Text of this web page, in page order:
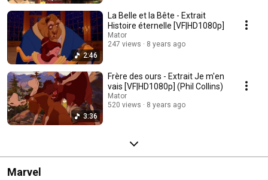
2:46
La Belle et la Bête - Extrait
Histoire éternelle [VF|HD1080p]
Mator
247 views
8 years ago
3:36
Frère des ours - Extrait Je m'en
vais [VF|HD1080p] (Phil Collins)
Mator
520 views
8 years ago
Marvel